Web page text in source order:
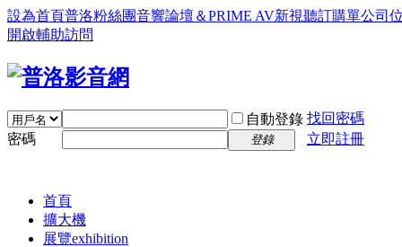
設為首頁普洛粉絲團音響論壇＆PRIME AV新視聽訂購單公司
開啟輔助訪問
自動登錄 找回密碼
密碼
登錄 立即註冊
首頁
擴大機
展覽exhibition